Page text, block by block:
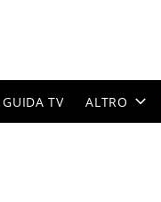
GUIDA TV ALTRO